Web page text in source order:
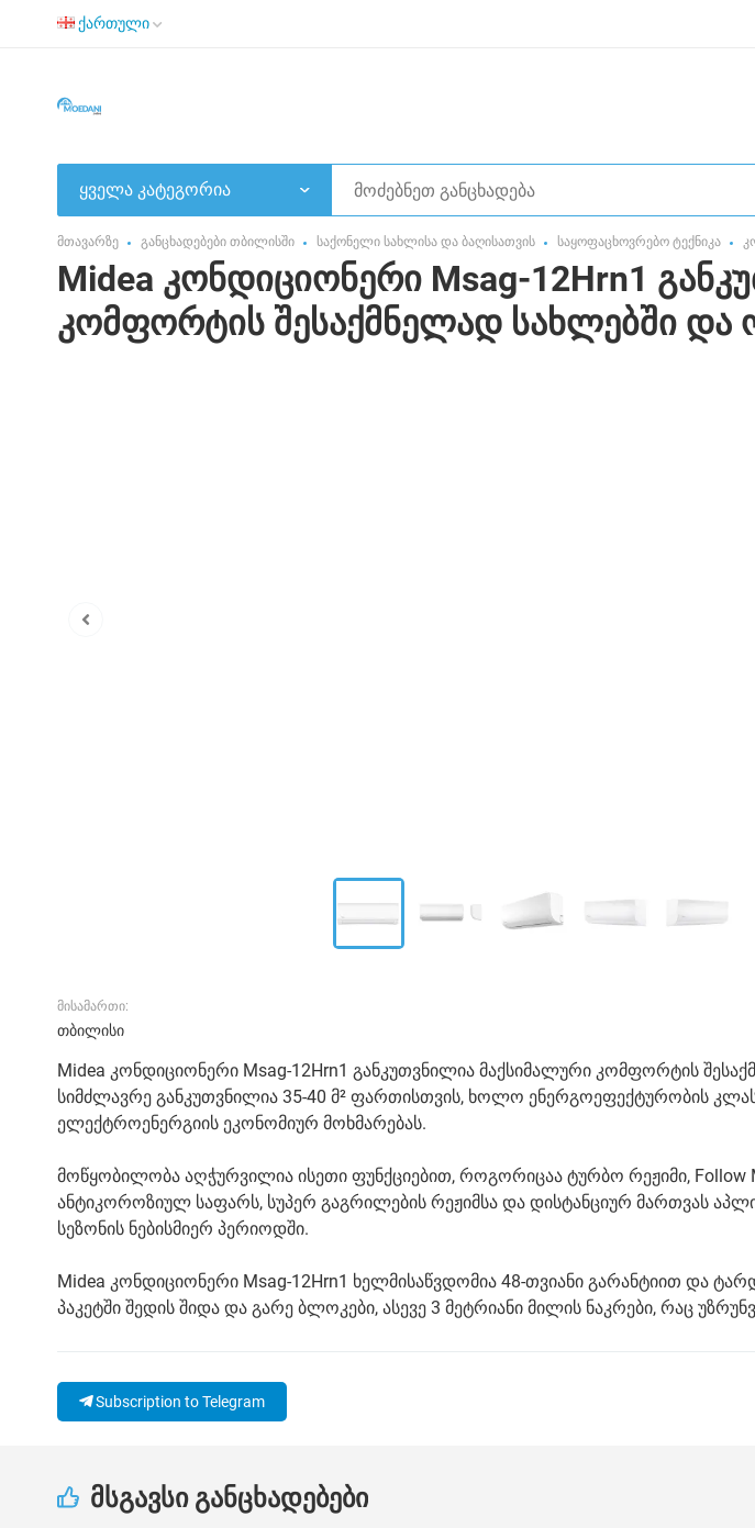
ქართული
ყველა კატეგორია
მთავარზე განცხადებები თბილისში საქონელი სახლისა და ბაღისათვის საყოფაცხოვრებო ტექნიკა
Midea კონდიციონერი Msag-12Hrn1
კომფორტის შესაქმნელად სახლებში და
მისამართი:
თბილისი
Midea კონდიციონერი Msag-12Hrn1 განკუთვნილია მაქსიმალური კომფორტის
სიმძლავრე განკუთვნილია 35-40 მ² ფართისთვის, ხოლო ენერგოეფექტურობის
ელექტროენერგიის ეკონომიურ მოხმარებას.
მოწყობილობა აღჭურვილია ისეთი ფუნქციებით, როგორიცაა ტურბო რეჟიმი, Follow
ანტიკოროზიულ საფარს, სუპერ გაგრილების რეჟიმსა და დისტანციურ მართვას
სეზონის ნებისმიერ პერიოდში.
Midea კონდიციონერი Msag-12Hrn1 ხელმისაწვდომია 48-თვიანი გარანტიით და
პაკეტში შედის შიდა და გარე ბლოკები, ასევე 3 მეტრიანი მილის ნაკრები, რაც
Subscription to Telegram
მსგავსი განცხადებები